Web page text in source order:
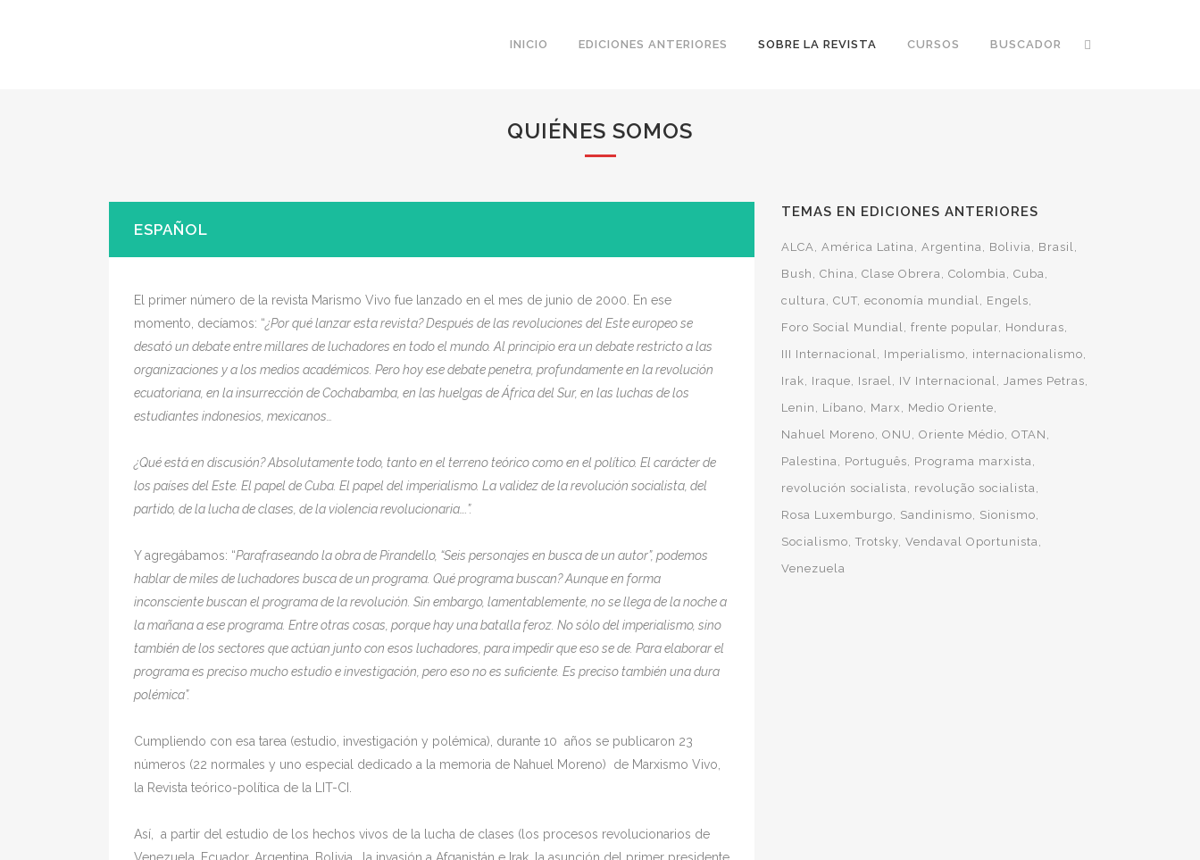
INICIO EDICIONES ANTERIORES SOBRE LA REVISTA CURSOS BUSCADOR
QUIÉNES SOMOS
ESPAÑOL
El primer número de la revista Marismo Vivo fue lanzado en el mes de junio de 2000. En ese
momento, decíamos: “¿Por qué lanzar esta revista? Después de las revoluciones del Este europeo se
desató un debate entre millares de luchadores en todo el mundo. Al principio era un debate restricto a las
organizaciones y a los medios académicos. Pero hoy ese debate penetra, profundamente en la revolución
ecuatoriana, en la insurrección de Cochabamba, en las huelgas de África del Sur, en las luchas de los
estudiantes indonesios, mexicanos…
¿Qué está en discusión? Absolutamente todo, tanto en el terreno teórico como en el político. El carácter de
los países del Este. El papel de Cuba. El papel del imperialismo. La validez de la revolución socialista, del
partido, de la lucha de clases, de la violencia revolucionaria….”.
Y agregábamos: “Parafraseando la obra de Pirandello, “Seis personajes en busca de un autor”, podemos
hablar de miles de luchadores busca de un programa. Qué programa buscan? Aunque en forma
inconsciente buscan el programa de la revolución. Sin embargo, lamentablemente, no se llega de la noche a
la mañana a ese programa. Entre otras cosas, porque hay una batalla feroz. No sólo del imperialismo, sino
también de los sectores que actúan junto con esos luchadores, para impedir que eso se de. Para elaborar el
programa es preciso mucho estudio e investigación, pero eso no es suficiente. Es preciso también una dura
polémica”.
Cumpliendo con esa tarea (estudio, investigación y polémica), durante 10 años se publicaron 23
números (22 normales y uno especial dedicado a la memoria de Nahuel Moreno) de Marxismo Vivo,
la Revista teórico-política de la LIT-CI.
Así, a partir del estudio de los hechos vivos de la lucha de clases (los procesos revolucionarios de
TEMAS EN EDICIONES ANTERIORES
ALCA América Latina Argentina Bolivia
Brasil
Bush
China Clase Obrera Colombia
Cuba
cultura
CUT economía mundial
Engels
Foro Social Mundial
frente popular Honduras
III Internacional
Imperialismo
internacionalismo
Irak
Iraque Israel IV Internacional
James Petras
Lenin
Líbano Marx
Medio Oriente
Nahuel Moreno
ONU Oriente Médio
OTAN
Palestina
Português
Programa marxista
revolución socialista
revolução socialista
Rosa Luxemburgo
Sandinismo
Sionismo
Socialismo
Trotsky Vendaval Oportunista
Venezuela